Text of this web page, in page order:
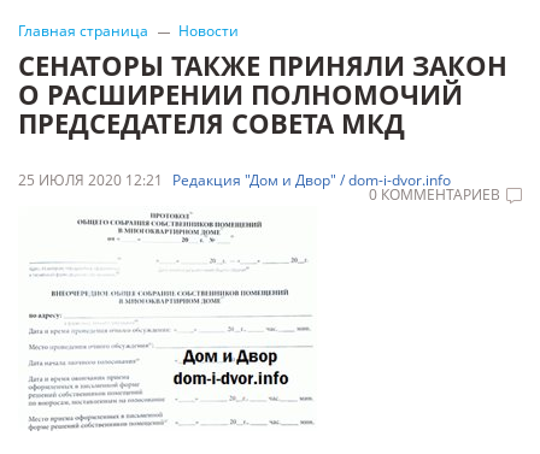
Главная страница Новости
СЕНАТОРЫ ТАКЖЕ ПРИНЯЛИ ЗАКОН
О РАСШИРЕНИИ ПОЛНОМОЧИЙ
ПРЕДСЕДАТЕЛЯ СОВЕТА МКД
25 ИЮЛЯ 2020 12:21 Редакция "Дом и Двор" / dom-i-dvor.info
0 КОММЕНТАРИЕВ